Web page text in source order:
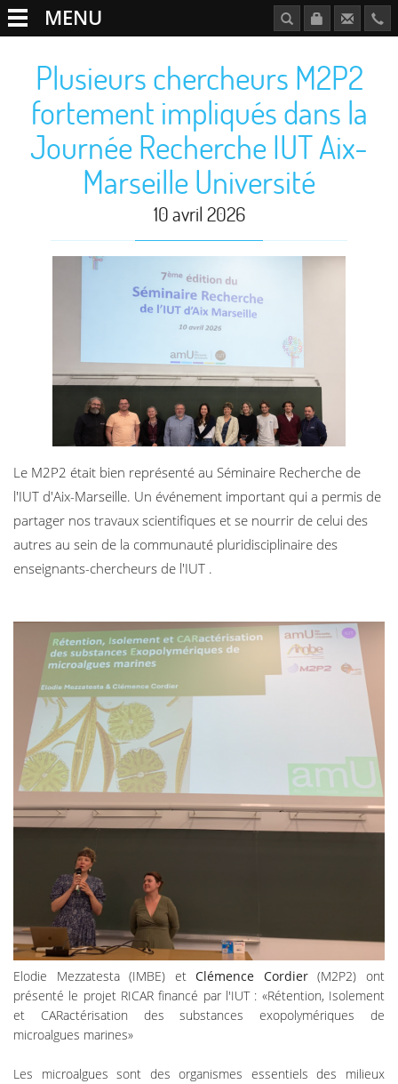
MENU
Plusieurs chercheurs M2P2
fortement impliqués dans la
Journée Recherche IUT Aix-
Marseille Université
10 avril 2026
Le M2P2 était bien représenté au Séminaire Recherche de
l'IUT d'Aix-Marseille. Un événement important qui a permis de
partager nos travaux scientifiques et se nourrir de celui des
autres au sein de la communauté pluridisciplinaire des
enseignants-chercheurs de l'IUT .
Elodie Mezzatesta (IMBE) etClémence Cordier(M2P2) ont
présenté le projet RICAR financé par l'IUT : «Rétention, Isolement
et CARactérisation des substances exopolymériques de
microalgues marines»
Les microalgues sont des organismes essentiels des milieux